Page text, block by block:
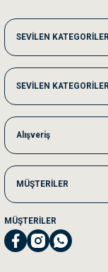
Me***** Ya******
Akşam verdiğim sipariş
Ka***** Ar******
Ufak bir sorun harici
SEVİLEN KATEGORİLER
SEVİLEN KATEGORİLER
Alışveriş
MÜŞTERİLER
MÜŞTERİLER